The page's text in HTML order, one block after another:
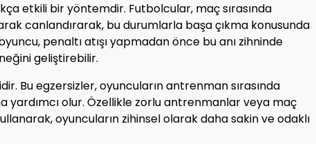
etkili bir yöntemdir. Futbolcular, maç sırasında
canlandırarak, bu durumlarla başa çıkma konusunda
penaltı atışı yapmadan önce bu anı zihninde
geliştirebilir.
Bu egzersizler, oyuncuların antrenman sırasında
yardımcı olur. Özellikle zorlu antrenmanlar veya maç
oyuncuların zihinsel olarak daha sakin ve odaklı